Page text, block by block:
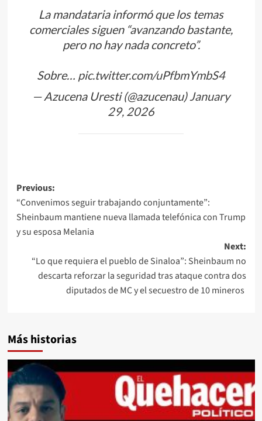
La mandataria informó que los temas
comerciales siguen “avanzando bastante,
pero no hay nada concreto”.
Sobre… pic.twitter.com/uPfbmYmbS4
— Azucena Uresti (@azucenau) January
29, 2026
Post
navigation
Previous:
“Convenimos seguir trabajando conjuntamente”:
Sheinbaum mantiene nueva llamada telefónica con Trump
y su esposa Melania
Next:
“Lo que requiera el pueblo de Sinaloa”: Sheinbaum no
descarta reforzar la seguridad tras ataque contra dos
diputados de MC y el secuestro de 10 mineros
Más historias